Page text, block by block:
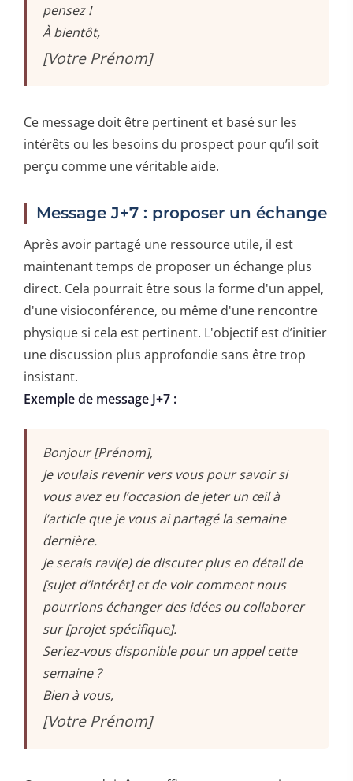
pensez !
À bientôt,
[Votre Prénom]
Ce message doit être pertinent et basé sur les
intérêts ou les besoins du prospect pour qu’il soit
perçu comme une véritable aide.
Message J+7 : proposer un échange
Après avoir partagé une ressource utile, il est
maintenant temps de proposer un échange plus
direct. Cela pourrait être sous la forme d'un appel,
d'une visioconférence, ou même d'une rencontre
physique si cela est pertinent. L'objectif est d’initier
une discussion plus approfondie sans être trop
insistant.
Exemple de message J+7 :
Bonjour [Prénom],
Je voulais revenir vers vous pour savoir si
vous avez eu l’occasion de jeter un œil à
l’article que je vous ai partagé la semaine
dernière.
Je serais ravi(e) de discuter plus en détail de
[sujet d’intérêt] et de voir comment nous
pourrions échanger des idées ou collaborer
sur [projet spécifique].
Seriez-vous disponible pour un appel cette
semaine ?
Bien à vous,
[Votre Prénom]